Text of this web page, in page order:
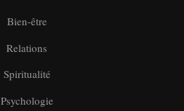
Bien-être
Relations
Spiritualité
Psychologie